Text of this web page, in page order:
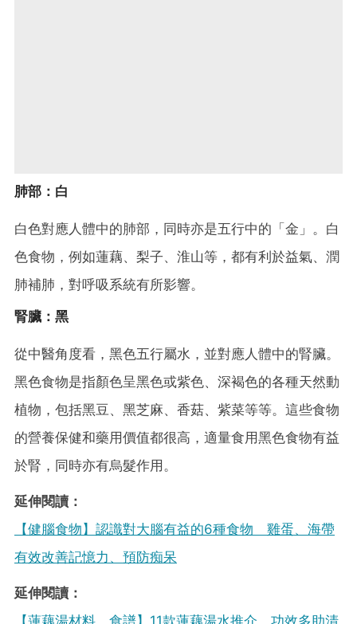
肺部：白
白色對應人體中的肺部，同時亦是五行中的「金」。白
色食物，例如蓮藕、梨子、淮山等，都有利於益氣、潤
肺補肺，對呼吸系統有所影響。
腎臟：黑
從中醫角度看，黑色五行屬水，並對應人體中的腎臟。
黑色食物是指顏色呈黑色或紫色、深褐色的各種天然動
植物，包括黑豆、黑芝麻、香菇、紫菜等等。這些食物
的營養保健和藥用價值都很高，適量食用黑色食物有益
於腎，同時亦有烏髮作用。
延伸閱讀：
【健腦食物】認識對大腦有益的6種食物 雞蛋、海帶
有效改善記憶力、預防痴呆
延伸閱讀：
【蓮藕湯材料、食譜】11款蓮藕湯水推介 功效多助清